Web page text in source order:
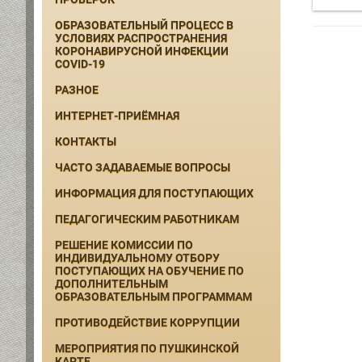
ОБРАЗОВАТЕЛЬНЫЙ ПРОЦЕСС В
УСЛОВИЯХ РАСПРОСТРАНЕНИЯ
КОРОНАВИРУСНОЙ ИНФЕКЦИИ
COVID-19
РАЗНОЕ
ИНТЕРНЕТ-ПРИЁМНАЯ
КОНТАКТЫ
ЧАСТО ЗАДАВАЕМЫЕ ВОПРОСЫ
ИНФОРМАЦИЯ ДЛЯ ПОСТУПАЮЩИХ
ПЕДАГОГИЧЕСКИМ РАБОТНИКАМ
РЕШЕНИЕ КОМИССИИ ПО
ИНДИВИДУАЛЬНОМУ ОТБОРУ
ПОСТУПАЮЩИХ НА ОБУЧЕНИЕ ПО
ДОПОЛНИТЕЛЬНЫМ
ОБРАЗОВАТЕЛЬНЫМ ПРОГРАММАМ
ПРОТИВОДЕЙСТВИЕ КОРРУПЦИИ
МЕРОПРИЯТИЯ ПО ПУШКИНСКОЙ